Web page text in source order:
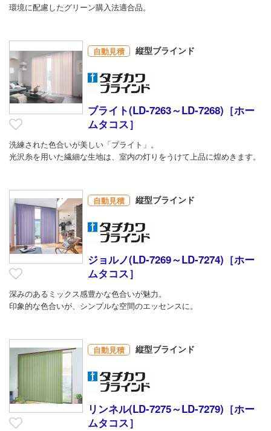
環境に配慮したグリーン購入法適合品。
自動見積 縦型ブラインド
ブライト(LD-7263～LD-7268)［ホー
ムタコス］
洗練された色合いが美しい「ブライト」。
光沢糸を用いた繊細な生地は、室内の灯りをうけて上品に煌めきます。
自動見積 縦型ブラインド
ジョルノ(LD-7269～LD-7274)［ホー
ムタコス］
深みのあるミックス感豊かな色合いが魅力。
印象的な色合いが、シンプルな空間のエッセンスに。
自動見積 縦型ブラインド
リンネル(LD-7275～LD-7279)［ホー
ムタコス］